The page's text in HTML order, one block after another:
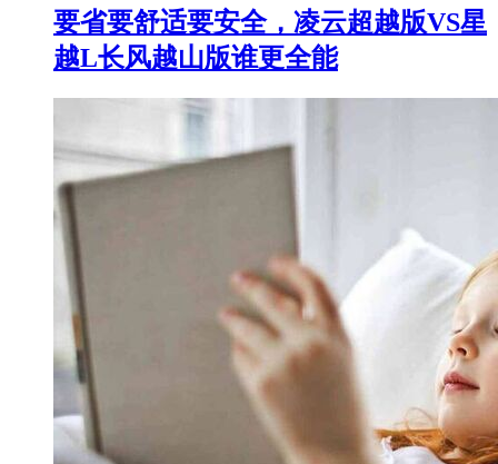
要省要舒适要安全，凌云超越版VS星
越L长风越山版谁更全能